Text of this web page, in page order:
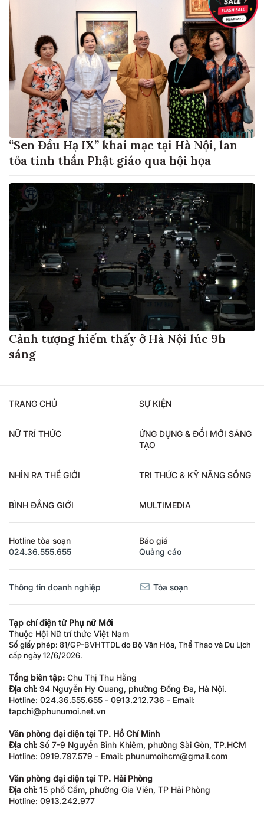
“Sen Đầu Hạ IX” khai mạc tại Hà Nội, lan
tỏa tinh thần Phật giáo qua hội họa
Cảnh tượng hiếm thấy ở Hà Nội lúc 9h
sáng
TRANG CHỦ SỰ KIỆN
NỮ TRÍ THỨC
ỨNG DỤNG & ĐỔI MỚI SÁNG
TẠO
NHÌN RA THẾ GIỚI TRI THỨC & KỸ NĂNG SỐNG
BÌNH ĐẲNG GIỚI MULTIMEDIA
Hotline tòa soạn
024.36.555.655
Báo giá
Quảng cáo
Thông tin doanh nghiệp Tòa soạn
Tạp chí điện tử Phụ nữ Mới
Thuộc Hội Nữ trí thức Việt Nam
Số giấy phép: 81/GP-BVHTTDL do Bộ Văn Hóa, Thể Thao và Du Lịch
cấp ngày 12/6/2026.
Tổng biên tập: Chu Thị Thu Hằng
Địa chỉ: 94 Nguyễn Hy Quang, phường Đống Đa, Hà Nội.
Hotline: 024.36.555.655 - 0913.212.736 - Email:
tapchi@phunumoi.net.vn
Văn phòng đại diện tại TP. Hồ Chí Minh
Địa chỉ: Số 7-9 Nguyễn Bỉnh Khiêm, phường Sài Gòn, TP.HCM
Hotline: 0919.797.579 - Email: phunumoihcm@gmail.com
Văn phòng đại diện tại TP. Hải Phòng
Địa chỉ: 15 phố Cấm, phường Gia Viên, TP Hải Phòng
Hotline: 0913.242.977